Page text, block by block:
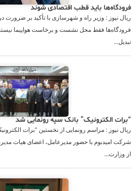
فرودگاه‌ها باید قطب اقتصادی شوند
ریال نیوز : وزیر راه و شهرسازی با تأکید بر ضرورت
فرودگاه‌ها فقط محل نشست‌ و برخاست هواپیما
تبدیل...
“برات الکترونیک” بانک سپه رونمایی شد
ریال نیوز : مراسم رونمایی از نخستین “برات
شرکت امیدبوم با حضور مدیرعامل، اعضای هیات
از وزارت...